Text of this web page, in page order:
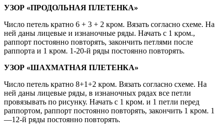
УЗОР «ПРОДОЛЬНАЯ ПЛЕТЕНКА»
Число петель кратно 6 + 3 + 2 кром. Вязать согласно схеме. На
ней даны лицевые и изнаночные ряды. Начать с 1 кром.,
раппорт постоянно повторять, закончить петлями после
раппорта и 1 кром. 1-20-й ряды постоянно повторять.
УЗОР «ШАХМАТНАЯ ПЛЕТЕНКА»
Число петель кратно 8+1+2 кром. Вязать согласно схеме. На
ней даны лицевые ряды, в изнаночных рядах все петли
провязывать по рисунку. Начать с 1 кром. и 1 петли перед
раппортом, раппорт постоянно повторять, закончить 1 кром. 1
—12-й ряды постоянно повторять.